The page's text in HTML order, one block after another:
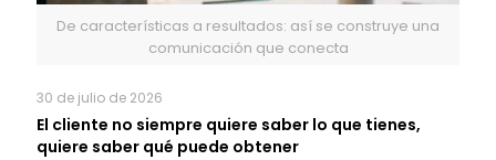
De características a resultados: así se construye una
comunicación que conecta
30 de julio de 2026
El cliente no siempre quiere saber lo que tienes,
quiere saber qué puede obtener